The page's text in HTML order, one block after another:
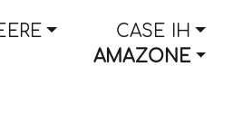
CASE IH
AMAZONE